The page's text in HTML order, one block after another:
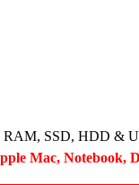
SSD, HDD &
Mac, Notebook,